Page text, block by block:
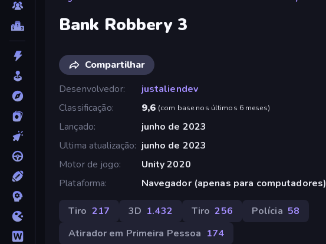
Bank Robbery 3
Compartilhar
Desenvolvedor
justaliendev
Classificação
9,6 (com base nos últimos 6 meses)
Lançado
junho de 2023
Ultima atualização
junho de 2023
Motor de jogo
Unity 2020
Plataforma
Navegador (apenas para computadores)
Tiro 217 3D 1.432 Tiro 256 Polícia 58
Atirador em Primeira Pessoa 174